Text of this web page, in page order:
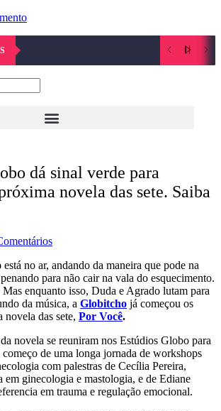
dá sinal verde para
novela das sete. Saiba
está no ar, andando da maneira que pode na
para não cair na vala do esquecimento.
Mas enquanto isso, Duda e Agrado lutam para
da música, a Globitcho já começou os
novela das sete, Por Você.
novela se reuniram nos Estúdios Globo para
de uma longa jornada de workshops
com palestras de Cecília Pereira,
em ginecologia e mastologia, e de Ediane
em trauma e regulação emocional.